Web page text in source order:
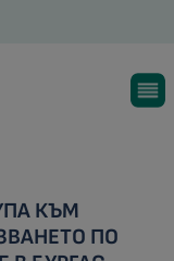
КЪМ
ПО